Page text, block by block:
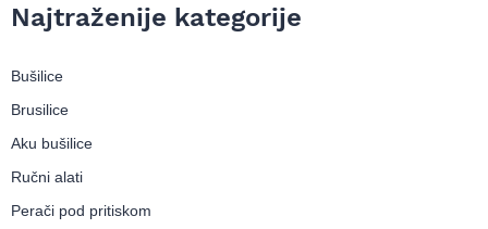
Najtraženije kategorije
Bušilice
Brusilice
Aku bušilice
Ručni alati
Perači pod pritiskom